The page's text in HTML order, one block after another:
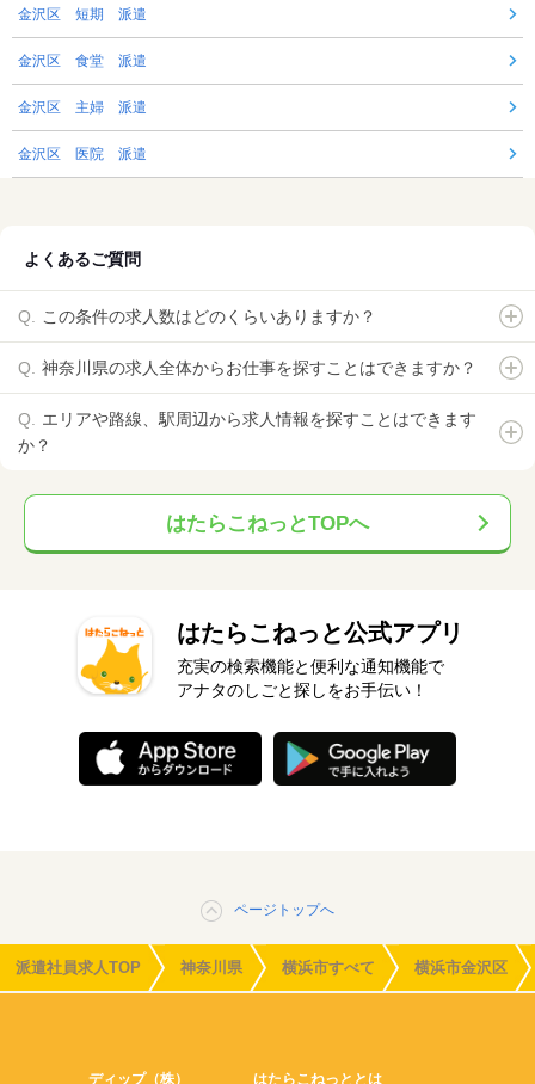
金沢区 短期 派遣
金沢区 食堂 派遣
金沢区 主婦 派遣
金沢区 医院 派遣
よくあるご質問
この条件の求人数はどのくらいありますか？
神奈川県の求人全体からお仕事を探すことはできますか？
エリアや路線、駅周辺から求人情報を探すことはできます
か？
はたらこねっとTOPへ
はたらこねっと公式アプリ
充実の検索機能と便利な通知機能で
アナタのしごと探しをお手伝い！
ページトップへ
派遣社員求人TOP 神奈川県 横浜市すべて 横浜市金沢区
ディップ（株） はたらこねっととは